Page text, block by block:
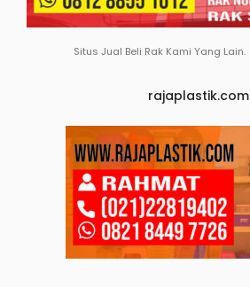
Situs Jual Beli Rak Kami Yang Lain.
rajaplastik.com